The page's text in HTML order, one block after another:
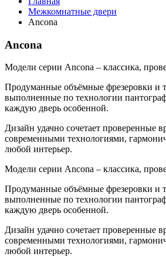
Межкомнатные двери
Ancona
Ancona
Модели серии Ancona – классика,
Продуманные объёмные фрезеровки и
выполненные по технологии
каждую дверь особенной.
Дизайн удачно сочетает проверенные
современными технологиями,
любой интерьер.
Модели серии Ancona – классика,
Продуманные объёмные фрезеровки и
выполненные по технологии
каждую дверь особенной.
Дизайн удачно сочетает проверенные
современными технологиями,
любой интерьер.